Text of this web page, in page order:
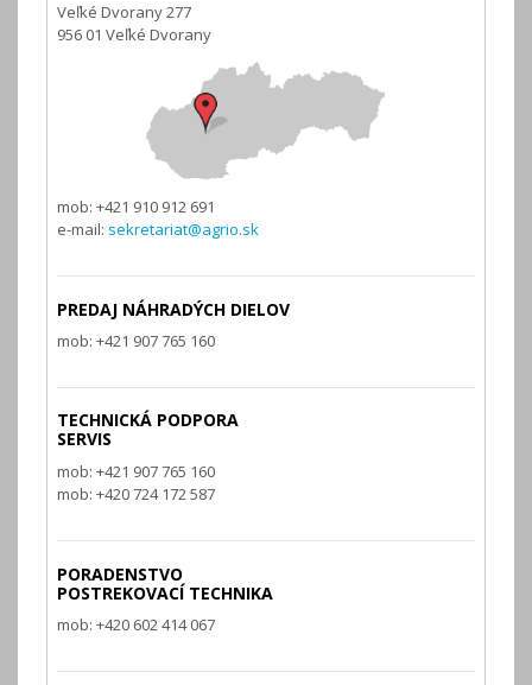
Veľké Dvorany 277
956 01 Veľké Dvorany
mob: +421 910 912 691
e-mail: sekretariat@agrio.sk
PREDAJ NÁHRADÝCH DIELOV
mob: +421 907 765 160
TECHNICKÁ PODPORA
SERVIS
mob: +421 907 765 160
mob: +420 724 172 587
PORADENSTVO
POSTREKOVACÍ TECHNIKA
mob: +420 602 414 067